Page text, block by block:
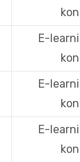
E-
E-
E-